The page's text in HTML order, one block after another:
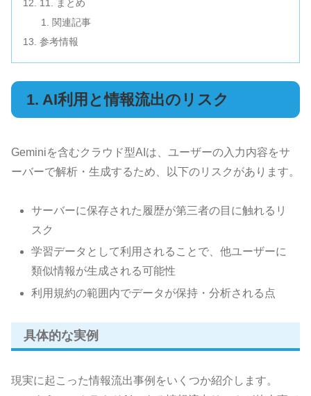
11. まとめ
関連記事
参考情報
1. AI利用と情報流出のリスク
Geminiを含むクラウド型AIは、ユーザーの入力内容をサ
ーバーで解析・生成するため、以下のリスクがあります。
サーバーに保存された履歴が第三者の目に触れるリ
スク
学習データとして利用されることで、他ユーザーに
類似情報が生成される可能性
利用規約の範囲内でデータが保持・分析される点
具体的な実例
現実に起こった情報流出事例をいくつか紹介します。